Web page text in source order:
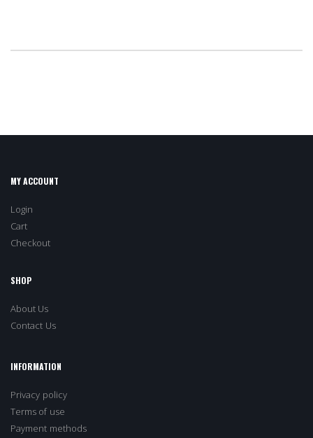
MY ACCOUNT
Login
Cart
Checkout
SHOP
About Us
Contact Us
INFORMATION
Privacy policy
Terms of use
Payment methods